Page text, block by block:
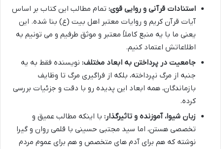
استنادات قرآنی و روایی قوی: تمام مطالب این کتاب بر اساس
آیات قرآن کریم و روایات معتبر اهل بیت (ع) بنا شده. این
یعنی ما با یه منبع کاملاً معتبر و موثق طرفیم و می تونیم به
اطلاعاتش اعتماد کنیم.
جامعیت در پرداختن به ابعاد مختلف: نویسنده فقط به یه
جنبه از مرگ نپرداخته، بلکه از فراگیری مرگ تا وظایف
بازماندگان، همه ابعاد این پدیده رو با دقت و جزئیات بررسی
کرده.
زبان شیوا، آموزنده و تاثیرگذار: با اینکه مطالب عمیق و
تخصصی هستن، اما سید مجتبی حسینی با قلمی روان و گیرا
نوشته که هم برای آدم های متخصص و هم برای عموم مردم